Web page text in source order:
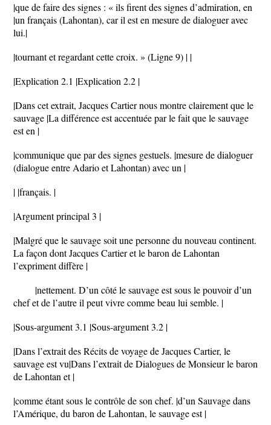
|que de faire des signes : « ils firent des signes d’admiration, en
|un français (Lahontan), car il est en mesure de dialoguer avec
lui.|
|tournant et regardant cette croix. » (Ligne 9) | |
|Explication 2.1 |Explication 2.2 |
|Dans cet extrait, Jacques Cartier nous montre clairement que le
sauvage |La différence est accentuée par le fait que le sauvage
est en |
|communique que par des signes gestuels. |mesure de dialoguer
(dialogue entre Adario et Lahontan) avec un |
| |français. |
|Argument principal 3 |
|Malgré que le sauvage soit une personne du nouveau continent.
La façon dont Jacques Cartier et le baron de Lahontan
l’expriment diffère |
|nettement. D’un côté le sauvage est sous le pouvoir d’un
chef et de l’autre il peut vivre comme beau lui semble. |
|Sous-argument 3.1 |Sous-argument 3.2 |
|Dans l’extrait des Récits de voyage de Jacques Cartier, le
sauvage est vu|Dans l’extrait de Dialogues de Monsieur le baron
de Lahontan et |
|comme étant sous le contrôle de son chef. |d’un Sauvage dans
l’Amérique, du baron de Lahontan, le sauvage est |